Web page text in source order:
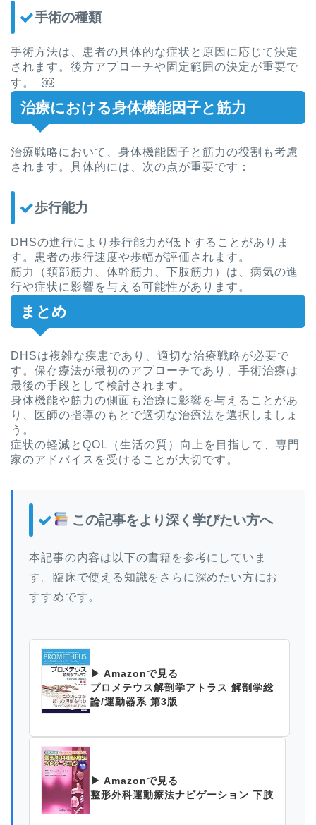
手術の種類
手術方法は、患者の具体的な症状と原因に応じて決定
されます。後方アプローチや固定範囲の決定が重要で
す。 ￼
治療における身体機能因子と筋力
治療戦略において、身体機能因子と筋力の役割も考慮
されます。具体的には、次の点が重要です：
歩行能力
DHSの進行により歩行能力が低下することがありま
す。患者の歩行速度や歩幅が評価されます。
筋力（頚部筋力、体幹筋力、下肢筋力）は、病気の進
行や症状に影響を与える可能性があります。
まとめ
DHSは複雑な疾患であり、適切な治療戦略が必要で
す。保存療法が最初のアプローチであり、手術治療は
最後の手段として検討されます。
身体機能や筋力の側面も治療に影響を与えることがあ
り、医師の指導のもとで適切な治療法を選択しましょ
う。
症状の軽減とQOL（生活の質）向上を目指して、専門
家のアドバイスを受けることが大切です。
この記事をより深く学びたい方へ
本記事の内容は以下の書籍を参考にしていま
す。臨床で使える知識をさらに深めたい方にお
すすめです。
▶ Amazonで見る
プロメテウス解剖学アトラス 解剖学総
論/運動器系 第3版
▶ Amazonで見る
整形外科運動療法ナビゲーション 下肢